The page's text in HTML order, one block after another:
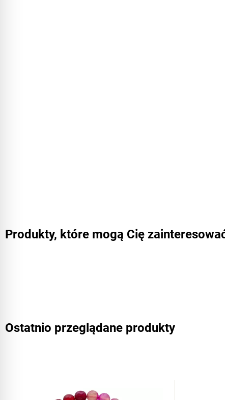
Produkty, które mogą Cię
Ostatnio przeglądane produkty